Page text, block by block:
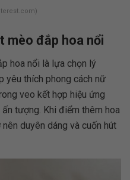
mèo đắp hoa nổi
hoa nổi là lựa chọn lý
yêu thích phong cách nữ
veo kết hợp hiệu ứng
tượng. Khi điểm thêm hoa
duyên dáng và cuốn hút